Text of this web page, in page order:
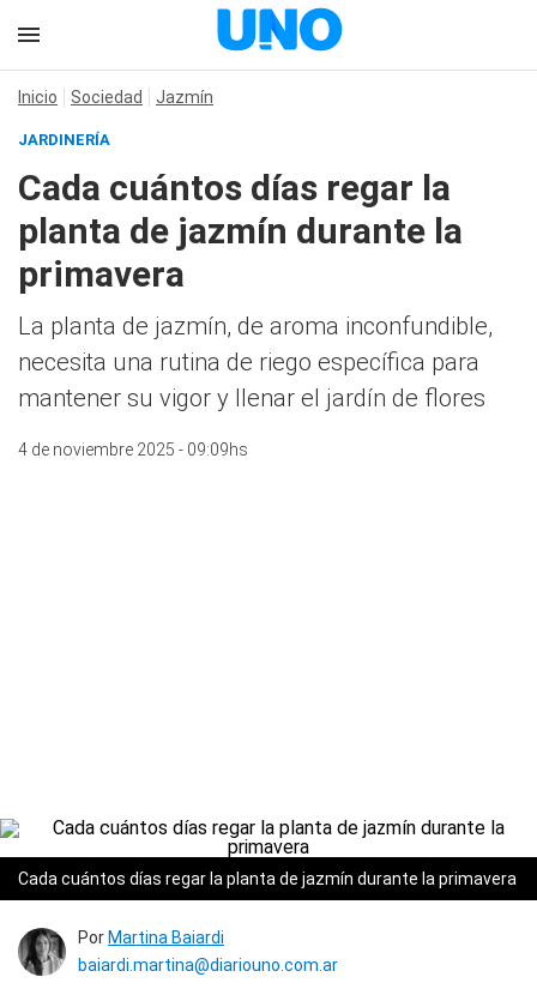
Inicio Sociedad Jazmín
JARDINERÍA
Cada cuántos días regar la
planta de jazmín durante la
primavera
La planta de jazmín, de aroma inconfundible,
necesita una rutina de riego específica para
mantener su vigor y llenar el jardín de flores
4 de noviembre 2025 - 09:09hs
Cada cuántos días regar la planta de jazmín durante la primavera
Por Martina Baiardi
baiardi.martina@diariouno.com.ar